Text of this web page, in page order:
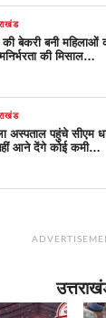
की बेकरी बनी महिलाओं
की मिसाल…
अस्पताल पहुंचे सीएम
आने देंगे कोई कमी…